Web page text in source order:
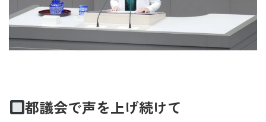
都議会で声を上げ続けて